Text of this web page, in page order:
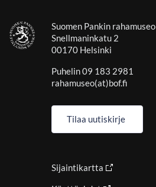
Suomen Pankin rahamuseo
Snellmaninkatu 2
00170 Helsinki
Puhelin 09 183 2981
rahamuseo(at)bof.fi
Tilaa uutiskirje
Sijaintikartta